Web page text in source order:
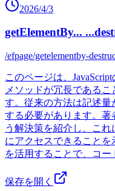
2026/4/3
getElementBy...
/efpage/getelementby-
このページは、
メソッドが冗長である
す。従来の方法は記述
する必要があります。著
う解決策を紹介し、こ
にアクセスできることを
を活用することで、コー
保存を開く